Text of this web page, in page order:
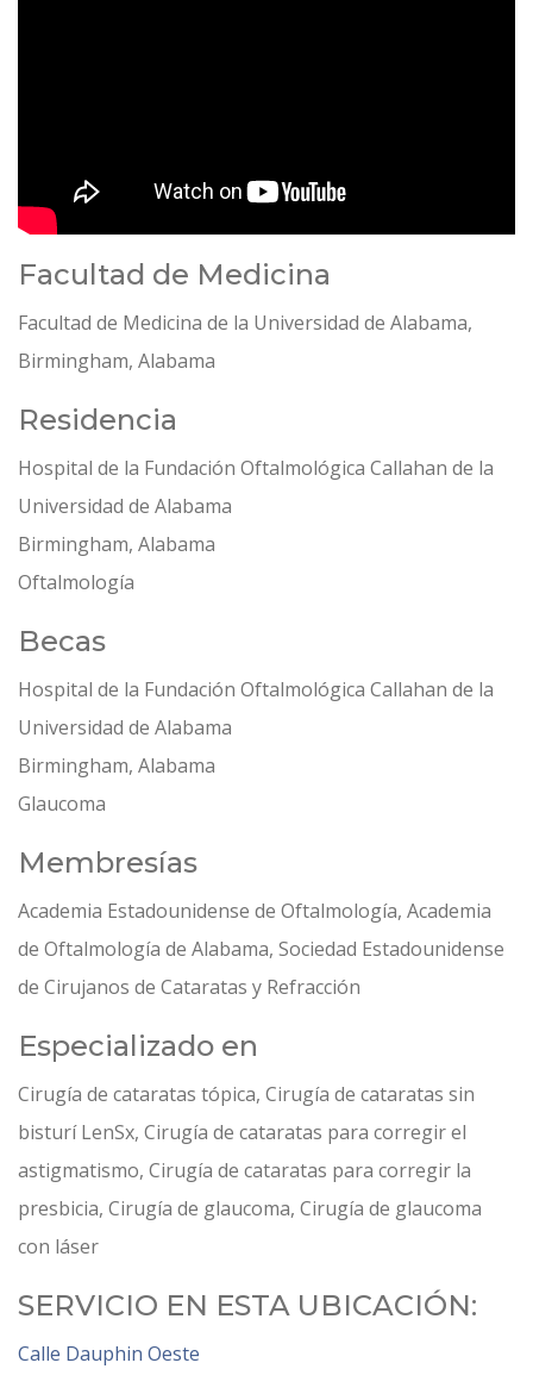
Facultad de Medicina
Facultad de Medicina de la Universidad de Alabama,
Birmingham, Alabama
Residencia
Hospital de la Fundación Oftalmológica Callahan de la
Universidad de Alabama
Birmingham, Alabama
Oftalmología
Becas
Hospital de la Fundación Oftalmológica Callahan de la
Universidad de Alabama
Birmingham, Alabama
Glaucoma
Membresías
Academia Estadounidense de Oftalmología, Academia
de Oftalmología de Alabama, Sociedad Estadounidense
de Cirujanos de Cataratas y Refracción
Especializado en
Cirugía de cataratas tópica, Cirugía de cataratas sin
bisturí LenSx, Cirugía de cataratas para corregir el
astigmatismo, Cirugía de cataratas para corregir la
presbicia, Cirugía de glaucoma, Cirugía de glaucoma
con láser
SERVICIO EN ESTA UBICACIÓN:
Calle Dauphin Oeste